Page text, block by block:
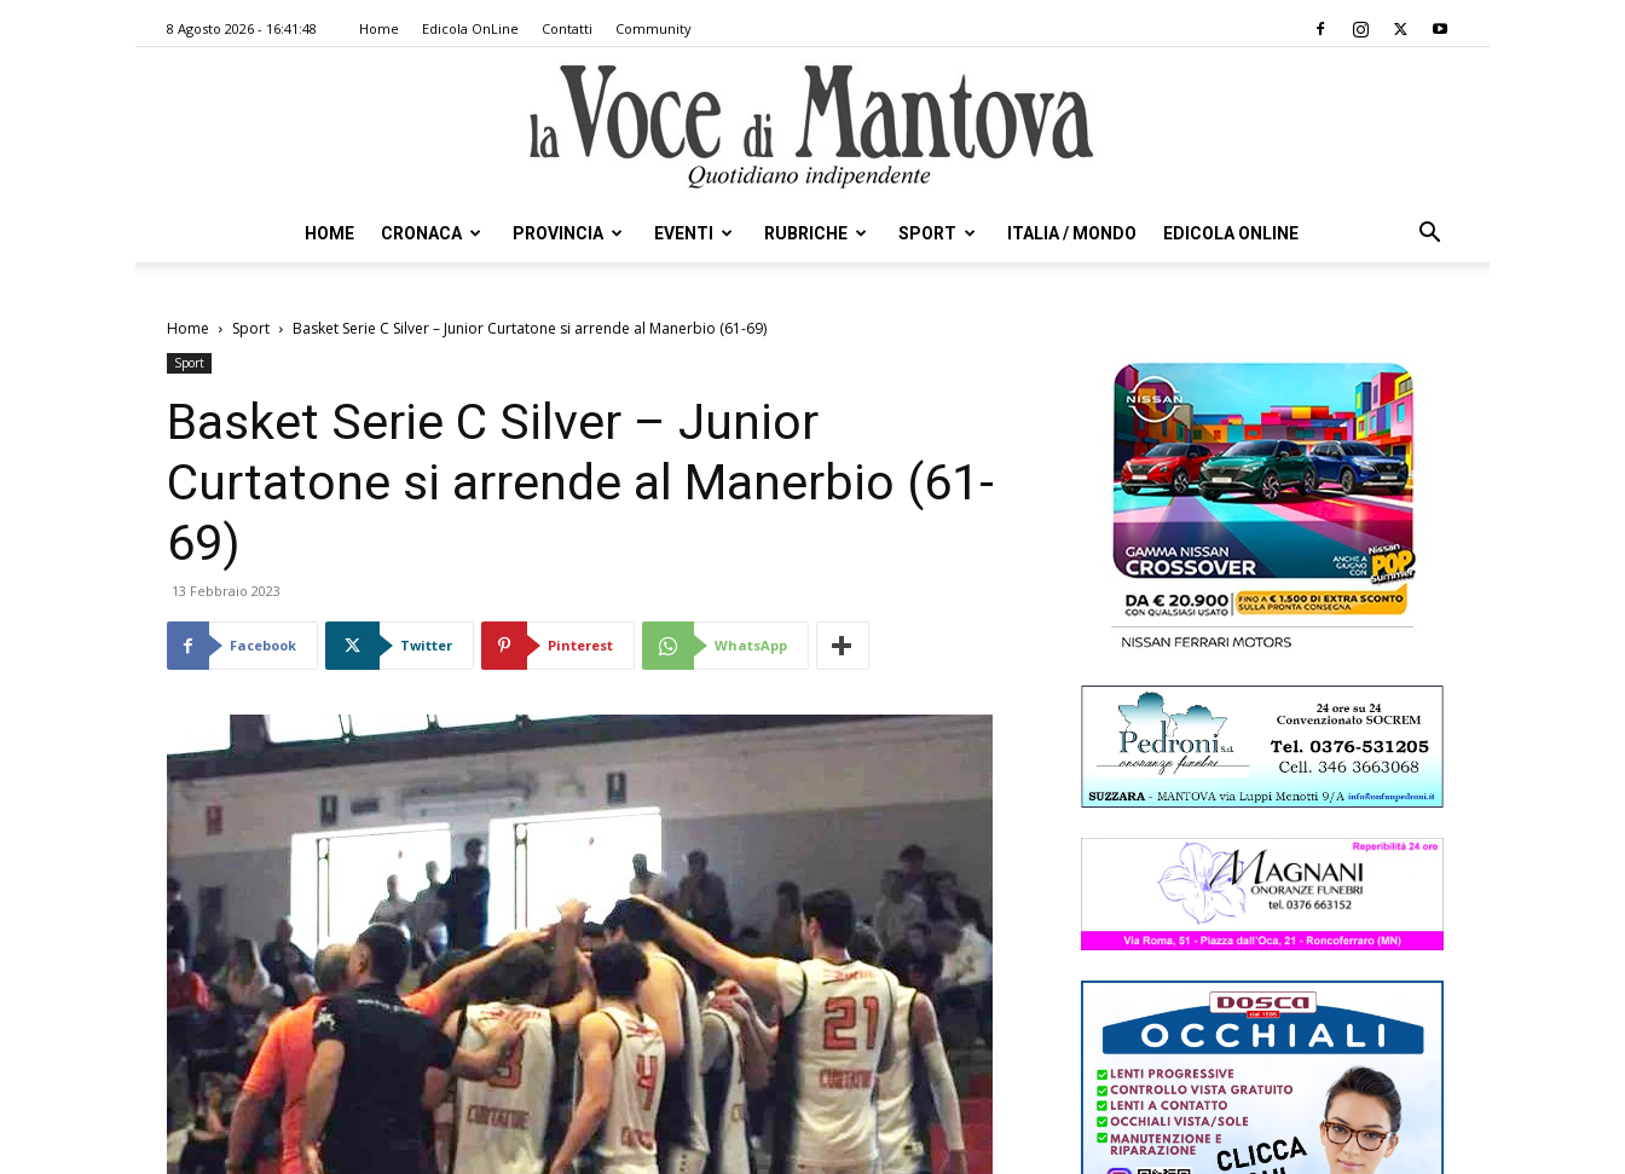
8 Agosto 2026 - 16:41:48 Home Edicola OnLine Contatti Community
HOME CRONACA PROVINCIA EVENTI RUBRICHE SPORT ITALIA / MONDO EDICOLA ONLINE
Home Sport Basket Serie C Silver – Junior Curtatone si arrende al Manerbio (61-69)
Sport
Basket Serie C Silver – Junior
Curtatone si arrende al Manerbio (61-
69)
13 Febbraio 2023
Facebook Twitter Pinterest WhatsApp